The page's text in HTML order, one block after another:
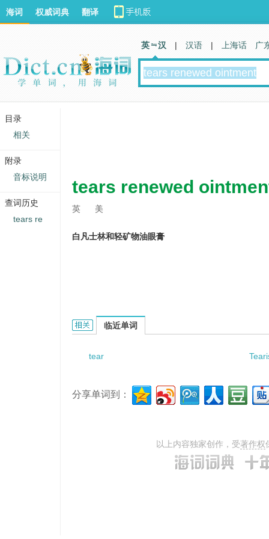
tears renewed
英 美
白凡士林和轻矿物油眼膏
Tears Renewed Ointment的相关资料：
临近单词
tear
分享单词到：
以上内容独家创作，受著作权
海词 权威词典 翻译
英 汉 | 汉语 | 上海话 广
目录
相关
附录
音标说明
查词历史
tears re